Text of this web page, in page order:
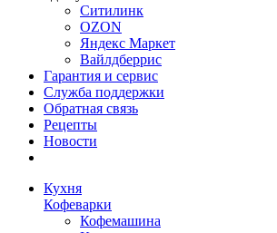
Ситилинк
OZON
Яндекс Маркет
Вайлдберрис
Гарантия и сервис
Служба поддержки
Обратная связь
Рецепты
Новости
Кухня
Кофеварки
Кофемашина